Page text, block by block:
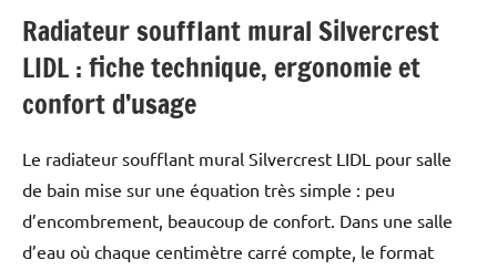
Radiateur soufflant mural Silvercrest
LIDL : fiche technique, ergonomie et
confort d’usage
Le radiateur soufflant mural Silvercrest LIDL pour salle
de bain mise sur une équation très simple : peu
d’encombrement, beaucoup de confort. Dans une salle
d’eau où chaque centimètre carré compte, le format